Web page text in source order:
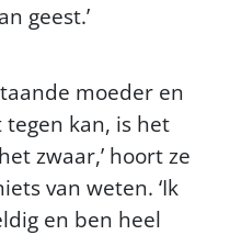
geest.’
moeder en
tegen kan, is het
zwaar,’ hoort ze
van weten. ‘Ik
en ben heel